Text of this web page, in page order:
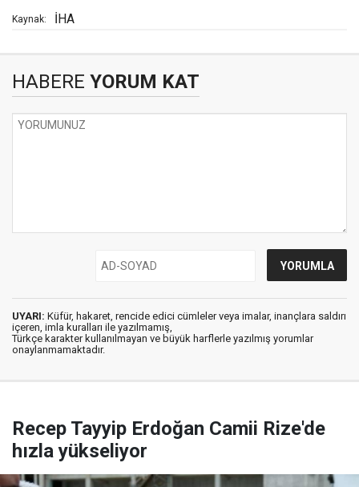
Kaynak: İHA
HABERE YORUM KAT
UYARI: Küfür, hakaret, rencide edici cümleler veya imalar, inançlara saldırı
içeren, imla kuralları ile yazılmamış,
Türkçe karakter kullanılmayan ve büyük harflerle yazılmış yorumlar
onaylanmamaktadır.
Recep Tayyip Erdoğan Camii Rize'de
hızla yükseliyor